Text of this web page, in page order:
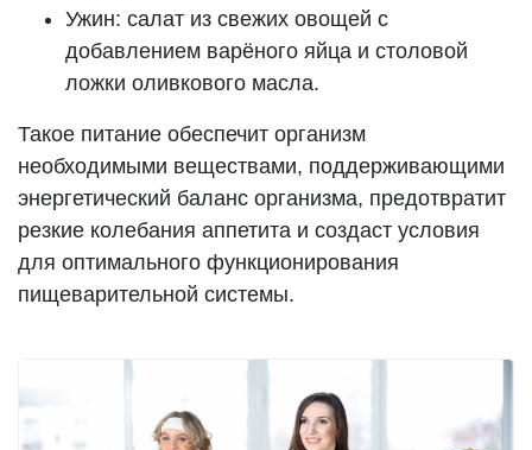
Ужин: салат из свежих овощей с
добавлением варёного яйца и столовой
ложки оливкового масла.
Такое питание обеспечит организм
необходимыми веществами, поддерживающими
энергетический баланс организма, предотвратит
резкие колебания аппетита и создаст условия
для оптимального функционирования
пищеварительной системы.